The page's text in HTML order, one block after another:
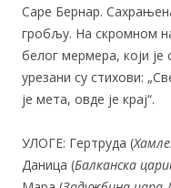
Саре Бернар.
гробљу. На скромном
белог мермера, који је
урезани су стихови:
је мета, овде је крај“.
УЛОГЕ: Гертруда (
Даница (Балканска